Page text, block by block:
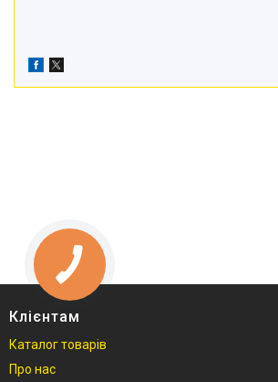
Клієнтам
Каталог товарів
Про нас